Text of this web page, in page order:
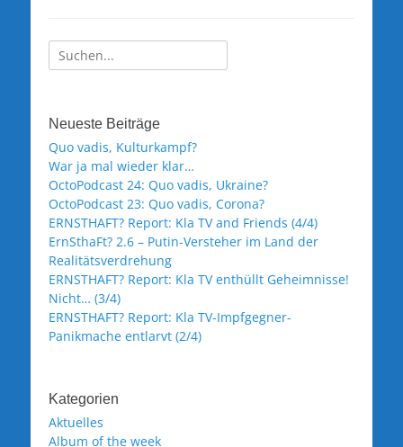
Suche
nach:
Neueste Beiträge
Quo vadis, Kulturkampf?
War ja mal wieder klar…
OctoPodcast 24: Quo vadis, Ukraine?
OctoPodcast 23: Quo vadis, Corona?
ERNSTHAFT? Report: Kla TV and Friends (4/4)
ErnSthaFt? 2.6 – Putin-Versteher im Land der
Realitätsverdrehung
ERNSTHAFT? Report: Kla TV enthüllt Geheimnisse!
Nicht… (3/4)
ERNSTHAFT? Report: Kla TV-Impfgegner-
Panikmache entlarvt (2/4)
Kategorien
Aktuelles
Album of the week